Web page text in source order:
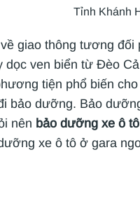
Tỉnh Khánh
giao thông tương
dọc ven biển từ Đèo
tiện phổ biến
bảo dưỡng. Bảo
nên bảo dưỡng xe ô
xe ô tô ở gara